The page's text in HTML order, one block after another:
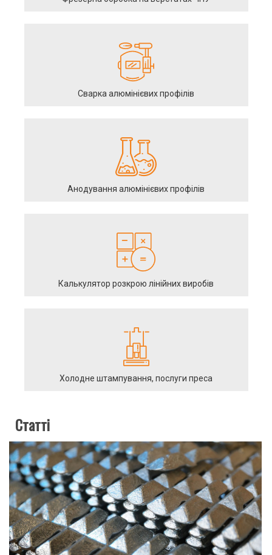
Сварка алюмінієвих профілів
Анодування алюмінієвих профілів
Калькулятор розкрою лінійних виробів
Холодне штампування, послуги преса
Статті